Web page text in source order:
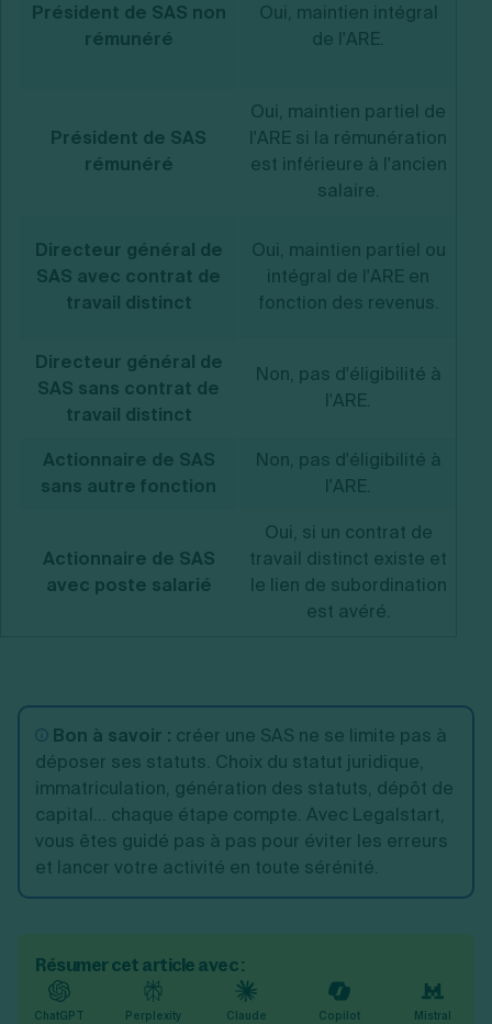
Président de SAS non
rémunéré
Oui, maintien intégral
de l'ARE.
Président de SAS
rémunéré
Oui, maintien partiel de
l'ARE si la rémunération
est inférieure à l'ancien
salaire.
Directeur général de
SAS avec contrat de
travail distinct
Oui, maintien partiel ou
intégral de l'ARE en
fonction des revenus.
Directeur général de
SAS sans contrat de
travail distinct
Non, pas d'éligibilité à
l'ARE.
Actionnaire de SAS
sans autre fonction
Non, pas d'éligibilité à
l'ARE.
Actionnaire de SAS
avec poste salarié
Oui, si un contrat de
travail distinct existe et
le lien de subordination
est avéré.
Bon à savoir : créer une SAS ne se limite pas à
déposer ses statuts. Choix du statut juridique,
immatriculation, génération des statuts, dépôt de
capital... chaque étape compte. Avec Legalstart,
vous êtes guidé pas à pas pour éviter les erreurs
et lancer votre activité en toute sérénité.
Résumer cet article avec :
ChatGPT Perplexity Claude Copilot Mistral